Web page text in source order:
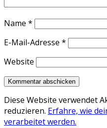
Name *
E-Mail-Adresse *
Website
Diese Website verwendet
reduzieren. Erfahre, wie
verarbeitet werden.